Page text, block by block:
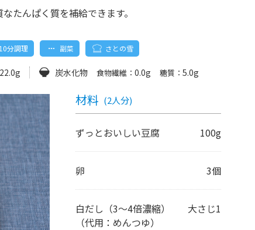
たんぱく質を補給できます。
10分調理 副菜 さとの雪
22.0g 炭水化物 食物繊維： 0.0g 糖質： 5.0g
材料 (2人分)
ずっとおいしい豆腐 100g
卵 3個
白だし（3〜4倍濃縮）
（代用：めんつゆ）
大さじ1